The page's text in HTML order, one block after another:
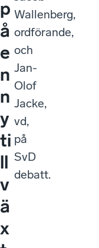
p
å
e
n
n
y
ti
ll
v
ä
x
Wallenberg,
ordförande,
och
Jan-
Olof
Jacke,
vd,
på
SvD
debatt.